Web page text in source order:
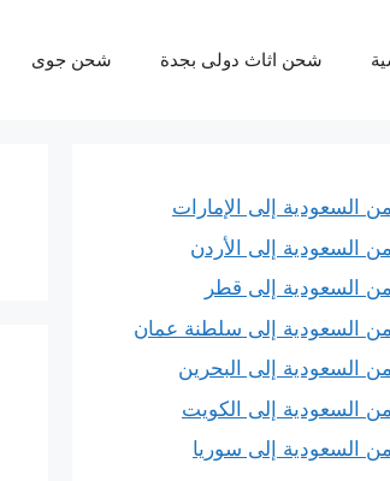
شحن اثاث دولى بجدة شحن جوى
السعودية إلى الإمارات
السعودية إلى الأردن
السعودية إلى قطر
السعودية إلى سلطنة عمان
السعودية إلى البحرين
السعودية إلى الكويت
السعودية إلى سوريا